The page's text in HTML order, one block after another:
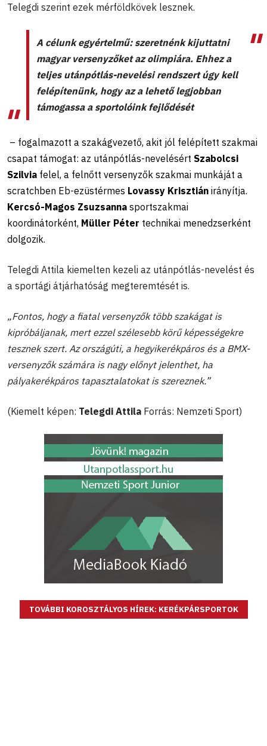
Telegdi szerint ezek mérföldkövek lesznek.
A célunk egyértelmű: szeretnénk kijuttatni
magyar versenyzőket az olimpiára. Ehhez a
teljes utánpótlás-nevelési rendszert úgy kell
felépítenünk, hogy az a lehető legjobban
támogassa a sportolóink fejlődését
– fogalmazott a szakágvezető, akit jól felépített szakmai
csapat támogat: az utánpótlás-nevelésért Szabolcsi
Szilvia felel, a felnőtt versenyzők szakmai munkáját a
scratchben Eb-ezüstérmes Lovassy Krisztián irányítja.
Kercsó-Magos Zsuzsanna sportszakmai
koordinátorként, Müller Péter technikai menedzserként
dolgozik.
Telegdi Attila kiemelten kezeli az utánpótlás-nevelést és
a sportági átjárhatóság megteremtését is.
„Fontos, hogy a fiatal versenyzők több szakágat is
kipróbáljanak, mert ezzel szélesebb körű képességekre
tesznek szert. Az országúti, a hegyikerékpáros és a BMX-
versenyzők számára is nagy előnyt jelenthet, ha
pályakerékpáros tapasztalatokat is szereznek.”
(Kiemelt képen: Telegdi Attila Forrás: Nemzeti Sport)
TOVÁBBI KOROSZTÁLYOS HÍREK: KERÉKPÁRSPORTOK